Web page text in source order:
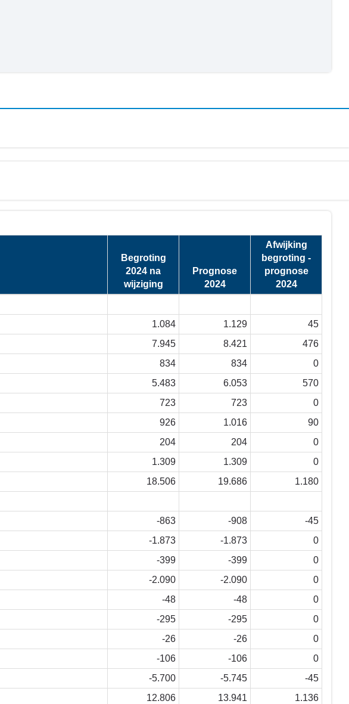
Begroting
2024 na
wijziging
Prognose
2024
Afwijking
begroting -
prognose
2024
1.084 1.129
45
7.945 8.421
476
834 834
0
5.483 6.053
570
723 723
0
926 1.016
90
204 204
0
1.309 1.309
0
18.506 19.686
1.180
-863 -908
-45
-1.873 -1.873
0
-399 -399
0
-2.090 -2.090
0
-48 -48
0
-295 -295
0
-26 -26
0
-106 -106
0
-5.700 -5.745
-45
12.806 13.941
1.136